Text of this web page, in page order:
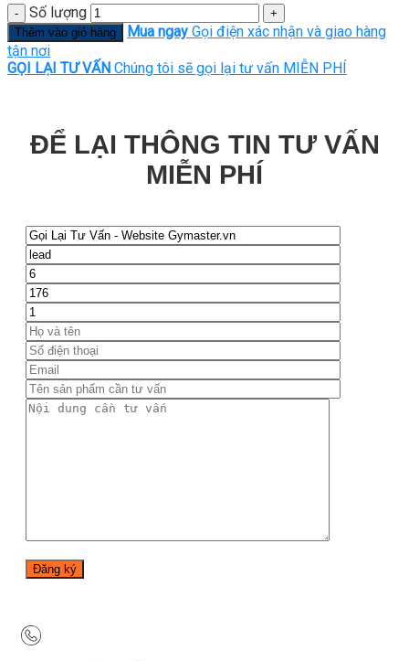
Số lượng
Thêm vào giỏ hàng Mua ngay Gọi điện xác nhận và giao hàng
tận nơi
GỌI LẠI TƯ VẤN Chúng tôi sẽ gọi lại tư vấn MIỄN PHÍ
ĐỂ LẠI THÔNG TIN TƯ VẤN
MIỄN PHÍ